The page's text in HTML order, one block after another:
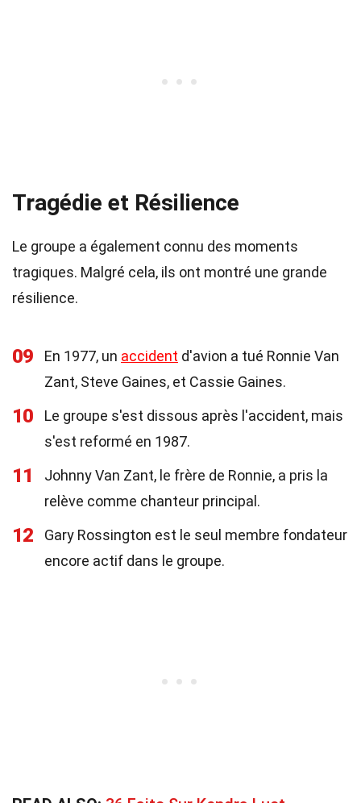
Tragédie et Résilience
Le groupe a également connu des moments
tragiques. Malgré cela, ils ont montré une grande
résilience.
09 En 1977, un accident d'avion a tué Ronnie Van
Zant, Steve Gaines, et Cassie Gaines.
10
Le groupe s'est dissous après l'accident, mais
s'est reformé en 1987.
11
Johnny Van Zant, le frère de Ronnie, a pris la
relève comme chanteur principal.
12
Gary Rossington est le seul membre fondateur
encore actif dans le groupe.